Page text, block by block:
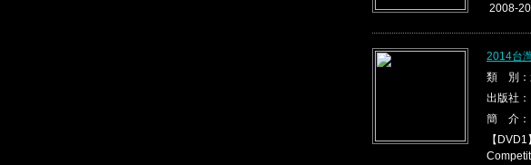
2008-
2014台
類 別：
出版社
簡 介：
【